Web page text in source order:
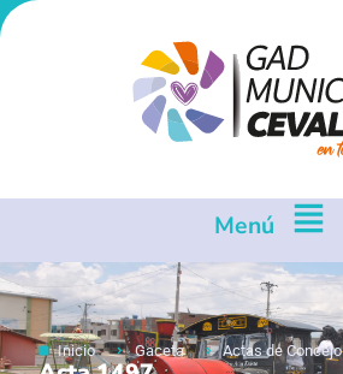
Menú
Inicio Gaceta Actas de Concejo